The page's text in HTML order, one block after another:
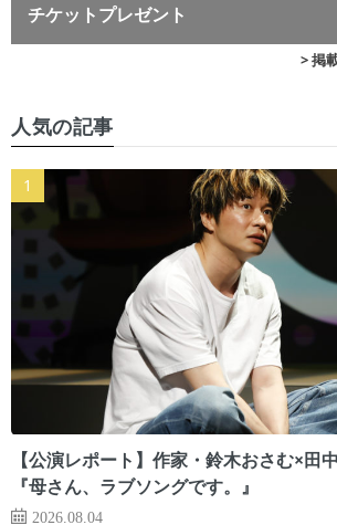
チケットプレゼント
> 掲
人気の記事
【公演レポート】作家・鈴木おさむ×田
『母さん、ラブソングです。』
2026.08.04